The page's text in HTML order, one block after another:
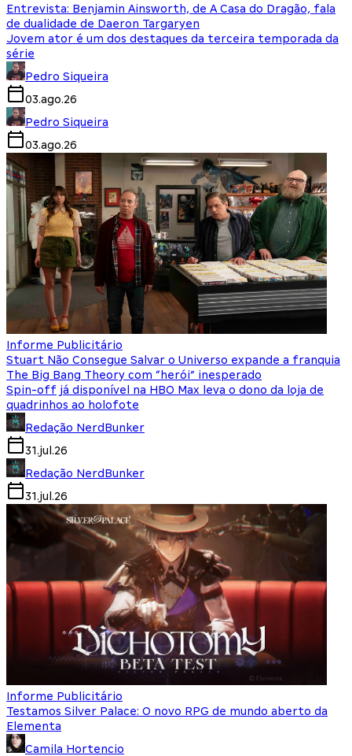
Entrevista: Benjamin Ainsworth, de A Casa do Dragão, fala
de dualidade de Daeron Targaryen
Jovem ator é um dos destaques da terceira temporada da
série
Pedro Siqueira
03.ago.26
Pedro Siqueira
03.ago.26
Informe Publicitário
Stuart Não Consegue Salvar o Universo expande a franquia
The Big Bang Theory com “herói” inesperado
Spin-off já disponível na HBO Max leva o dono da loja de
quadrinhos ao holofote
Redação NerdBunker
31.jul.26
Redação NerdBunker
31.jul.26
Informe Publicitário
Testamos Silver Palace: O novo RPG de mundo aberto da
Elementa
Camila Hortencio